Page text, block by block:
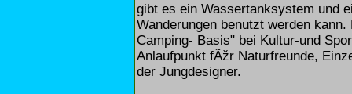
gibt es ein Wassertanksystem und
Wanderungen benutzt werden
Camping- Basis" bei Kultur-und
Anlaufpunkt fÃžr Naturfreunde,
der Jungdesigner.